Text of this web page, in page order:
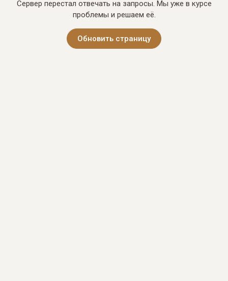
Сервер перестал отвечать на запросы. Мы уже в курсе
проблемы и решаем её.
Обновить страницу